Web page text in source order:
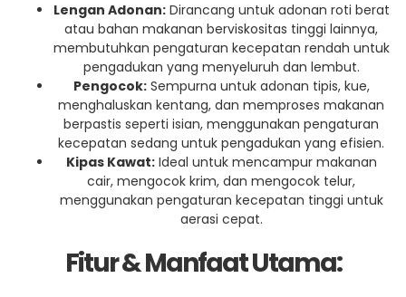
Lengan Adonan:Dirancang untuk adonan roti berat
atau bahan makanan berviskositas tinggi lainnya,
membutuhkan pengaturan kecepatan rendah untuk
pengadukan yang menyeluruh dan lembut.
Pengocok:Sempurna untuk adonan tipis, kue,
menghaluskan kentang, dan memproses makanan
berpastis seperti isian, menggunakan pengaturan
kecepatan sedang untuk pengadukan yang efisien.
Kipas Kawat:Ideal untuk mencampur makanan
cair, mengocok krim, dan mengocok telur,
menggunakan pengaturan kecepatan tinggi untuk
aerasi cepat.
Fitur & Manfaat Utama: